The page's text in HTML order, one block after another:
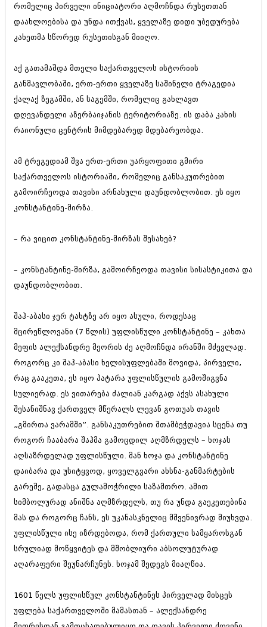
სექტემბერი 2016 (224)
აგვისტო 2016 (258)
ივლისი 2016 (211)
ივნისი 2016 (221)
აპრილი 2016 (215)
თებერვალი 2016 (250)
იანვარი 2016 (206)
დეკემბერი 2015 (207)
ოქტომბერი 2015 (204)
აგვისტო 2015 (286)
ივლისი 2015 (173)
ივნისი 2015 (261)
მაისი 2015 (194)
აპრილი 2015 (208)
იანვარი 2015 (247)
ნოემბერი 2014 (290)
სექტემბერი 2014 (394)
ივლისი 2014 (313)
ივნისი 2014 (366)
მაისი 2014 (313)
აპრილი 2014 (290)
მარტი 2014 (413)
თებერვალი 2014 (318)
დეკემბერი 2013 (365)
ნოემბერი 2013 (279)
ოქტომბერი 2013 (256)
აგვისტო 2013 (89)
ივლისი 2013 (182)
ივნისი 2013 (212)
მაისი 2013 (259)
აპრილი 2013 (304)
მარტი 2013 (352)
თებერვალი 2013 (204)
იანვარი 2013 (334)
ნოემბერი 2012 (295)
ოქტომბერი 2012 (350)
ივლისი 2012 (322)
ივნისი 2012 (282)
მაისი 2012 (240)
რომელიც პირველი ინიციატორი აღმოჩნდა რუსეთთან
დაახლოებისა და უნდა ითქვას, ყველაზე დიდი უბედურება
კახეთმა სწორედ რუსეთისგან მიიღო.
აქ გათამაშდა მთელი საქართველოს ისტორიის
განმავლობაში, ერთ-ერთი ყველაზე საშინელი ტრაგედია
ქალაქ ზეგამში, ან საგემში, რომელიც გახლავთ
დღევანდელი აზერბაიჯანის ტერიტორიაზე. ის დაბა კახის
რაიონული ცენტრის მიმდებარედ მდებარეობდა.
ამ ტრეგედიამ შვა ერთ-ერთი უარყოფითი გმირი
საქართველოს ისტორიაში, რომელიც განსაკუთრებით
გამოირჩეოდა თავისი არნახული დაუნდობლობით. ეს იყო
კონსტანტინე-მირზა.
– რა ვიცით კონსტანტინე-მირზას შესახებ?
– კონსტანტინე-მირზა, გამოირჩეოდა თავისი სისასტიკითა და
დაუნდობლობით.
შაჰ-აბასი ჯერ ტახტზე არ იყო ასული, როდესაც
მცირეწლოვანი (7 წლის) უფლისწული კონსტანტინე – კახთა
მეფის ალექსანდრე მეორის ძე აღმოჩნდა ირანში მძევლად.
როგორც კი შაჰ-აბასი ხელისუფლებაში მოვიდა, პირველი,
რაც გააკეთა, ეს იყო პატარა უფლისწულის გამოშიგვნა
სულიერად. ეს ვითარება ძალიან კარგად აქვს ასახული
შესანიშნავ ქართველ მწერალს ლევან გოთუას თავის
„გმირთა ვარამში”. განსაკუთრებით შთამბეჭდავია სცენა თუ
როგორ ჩააბარა შაჰმა გამოცდილ აღმზრდელს – ხოჯას
აღსაზრდელად უფლისწული. მან ხოჯა და კონსტანტინე
დაიბარა და უსიტყვოდ, ყოველგვარი ახსნა-განმარტების
გარეშე, გადასცა გულამოჭრილი საზამთრო. ამით
სიმბოლურად ანიშნა აღმზრდელს, თუ რა უნდა გაეკეთებინა
მას და როგორც ჩანს, ეს უკანასკნელიც მშვენივრად მიუხვდა.
უფლისწული ისე იზრდებოდა, რომ ქართული სამყაროსგან
სრულიად მოწყვიტეს და მშობლიური აბსოლუტურად
აღარაფერი შეუნარჩუნეს. ხოჯამ შედეგს მიაღწია.
1601 წელს უფლისწულ კონსტანტინეს პირველად მისცეს
უფლება საქართველოში მამასთან – ალექსანდრე